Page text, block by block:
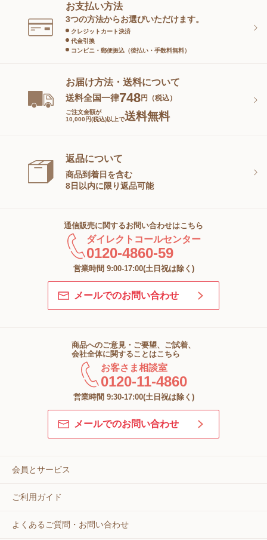
スキンケアグッズ
お支払い方法
3つの方法からお選びいただけます。
クレジットカート決済
代金引換
コンビニ・郵便振込（後払い・手数料無料）
お届け方法・送料について
送料全国一律748円（税込）
ご注文金額が
10,000円(税込)以上で送料無料
返品について
商品到着日を含む
8日以内に限り返品可能
通信販売に関するお問い合わせはこちら
ダイレクトコールセンター
0120-4860-59
営業時間 9:00-17:00(土日祝は除く)
メールでのお問い合わせ
商品へのご意見・ご要望、ご試着、
会社全体に関することはこちら
お客さま相談室
0120-11-4860
営業時間 9:30-17:00(土日祝は除く)
メールでのお問い合わせ
会員とサービス
ご利用ガイド
よくあるご質問・お問い合わせ